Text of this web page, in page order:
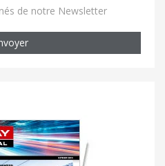
de notre Newsletter